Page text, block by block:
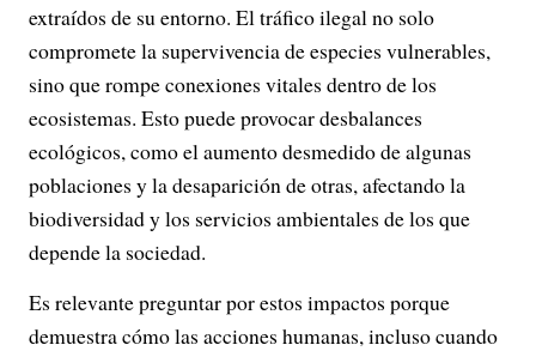
extraídos de su entorno. El tráfico ilegal no solo
compromete la supervivencia de especies vulnerables,
sino que rompe conexiones vitales dentro de los
ecosistemas. Esto puede provocar desbalances
ecológicos, como el aumento desmedido de algunas
poblaciones y la desaparición de otras, afectando la
biodiversidad y los servicios ambientales de los que
depende la sociedad.
Es relevante preguntar por estos impactos porque
demuestra cómo las acciones humanas, incluso cuando